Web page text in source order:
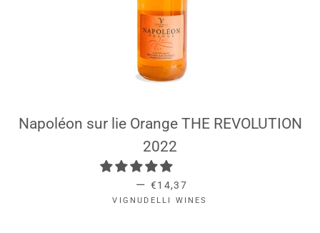
Napoléon sur lie Orange THE REVOLUTION
2022
— PREZZO DI LISTINO
€14,37
VIGNUDELLI WINES